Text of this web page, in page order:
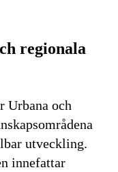
regionala
Urbana och
utveckling.
innefattar